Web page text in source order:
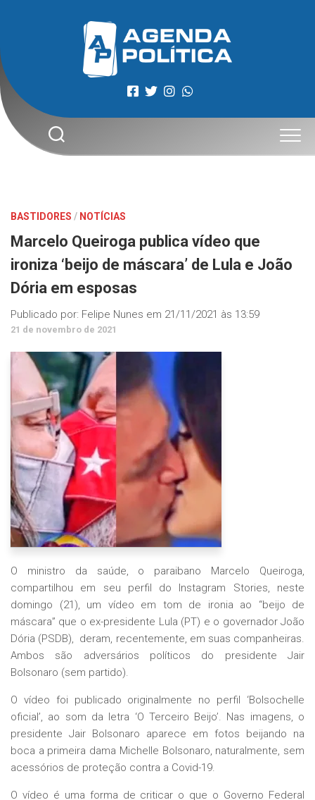
BASTIDORES / NOTÍCIAS
Marcelo Queiroga publica vídeo que
ironiza ‘beijo de máscara’ de Lula e João
Dória em esposas
Publicado por: Felipe Nunes em 21/11/2021 às 13:59
21 de novembro de 2021
O ministro da saúde, o paraibano Marcelo Queiroga,
compartilhou em seu perfil do Instagram Stories, neste
domingo (21), um vídeo em tom de ironia ao “beijo de
máscara” que o ex-presidente Lula (PT) e o governador João
Dória (PSDB), deram, recentemente, em suas companheiras.
Ambos são adversários políticos do presidente Jair
Bolsonaro (sem partido).
O vídeo foi publicado originalmente no perfil ‘Bolsochelle
oficial’, ao som da letra ‘O Terceiro Beijo’. Nas imagens, o
presidente Jair Bolsonaro aparece em fotos beijando na
boca a primeira dama Michelle Bolsonaro, naturalmente, sem
acessórios de proteção contra a Covid-19.
O vídeo é uma forma de criticar o que o Governo Federal